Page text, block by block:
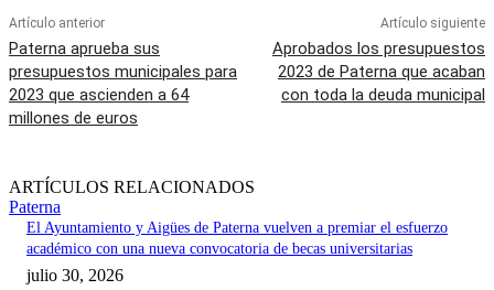
Artículo anterior
Paterna aprueba sus
presupuestos municipales para
2023 que ascienden a 64
millones de euros
Artículo siguiente
Aprobados los presupuestos
2023 de Paterna que acaban
con toda la deuda municipal
ARTÍCULOS RELACIONADOS
Paterna
El Ayuntamiento y Aigües de Paterna vuelven a premiar el esfuerzo
académico con una nueva convocatoria de becas universitarias
julio 30, 2026